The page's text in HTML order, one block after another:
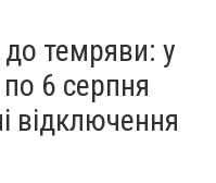
до темряви: у
по 6 серпня
відключення